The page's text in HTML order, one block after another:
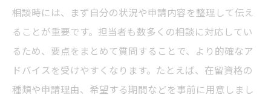
相談時には、まず自分の状況や申請内容を整理して伝え
ることが重要です。担当者も数多くの相談に対応してい
るため、要点をまとめて質問することで、より的確なア
ドバイスを受けやすくなります。たとえば、在留資格の
種類や申請理由、希望する期間などを事前に用意しまし